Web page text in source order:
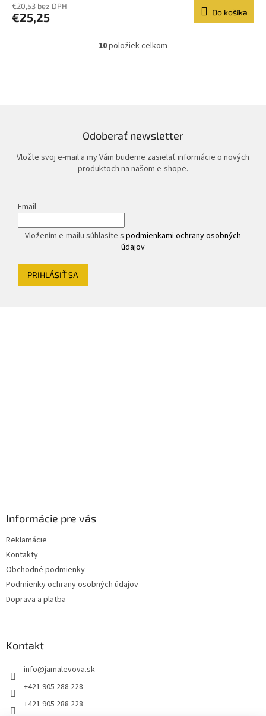
€20,53 bez DPH
€25,25 Do košíka
O
e
r
v
y
p
i
s
10položiek celkom
Odoberať newsletter
Vložte svoj e-mail a my Vám budeme zasielať informácie o nových
produktoch na našom e-shope.
Email
Vložením e-mailu súhlasíte s podmienkami ochrany osobných
údajov
PRIHLÁSIŤ SA
Informácie pre vás
Reklamácie
Kontakty
Obchodné podmienky
Podmienky ochrany osobných údajov
Doprava a platba
Kontakt
info@jamalevova.sk
+421 905 288 228
+421 905 288 228